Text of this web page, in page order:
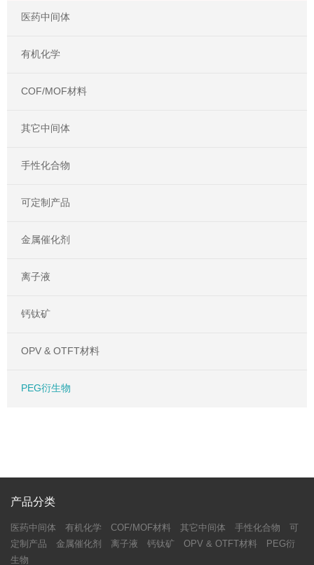
医药中间体
有机化学
COF/MOF材料
其它中间体
手性化合物
可定制产品
金属催化剂
离子液
钙钛矿
OPV & OTFT材料
PEG衍生物
产品分类
医药中间体 有机化学 COF/MOF材料 其它中间体 手性化合物
可
定制产品
金属催化剂 离子液 钙钛矿 OPV & OTFT材料
PEG衍
生物